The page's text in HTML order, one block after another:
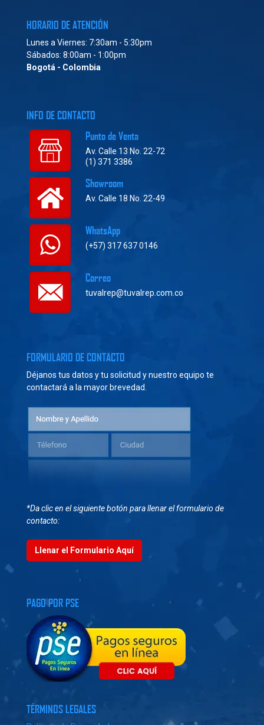
HORARIO DE ATENCIÓN
Lunes a Viernes: 7:30am - 5:30pm
Sábados: 8:00am - 1:00pm
Bogotá - Colombia
INFO DE CONTACTO
Punto de Venta
Av. Calle 13 No. 22-72
(1) 371 3386
Showroom
Av. Calle 18 No. 22-49
WhatsApp
(+57) 317 637 0146
Correo
tuvalrep@tuvalrep.com.co
FORMULARIO DE CONTACTO
Déjanos tus datos y tu solicitud y nuestro equipo te
contactará a la mayor brevedad.
*Da clic en el siguiente botón para llenar el formulario de
contacto:
Llenar el Formulario Aquí
PAGO POR PSE
TÉRMINOS LEGALES